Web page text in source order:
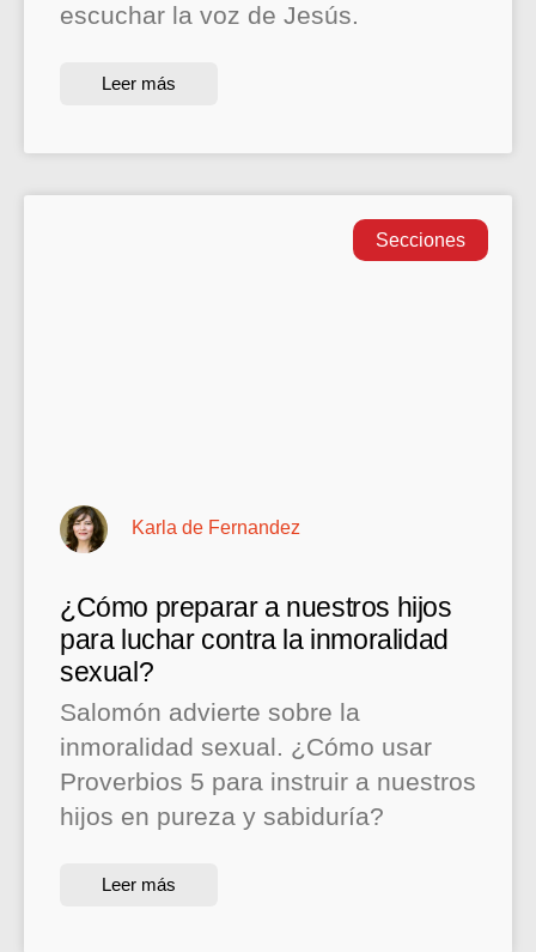
escuchar la voz de Jesús.
Leer más
Secciones
¿Cómo preparar a nuestros hijos
para luchar contra la inmoralidad
sexual?
Salomón advierte sobre la
inmoralidad sexual. ¿Cómo usar
Proverbios 5 para instruir a nuestros
hijos en pureza y sabiduría?
Leer más
Karla de Fernandez